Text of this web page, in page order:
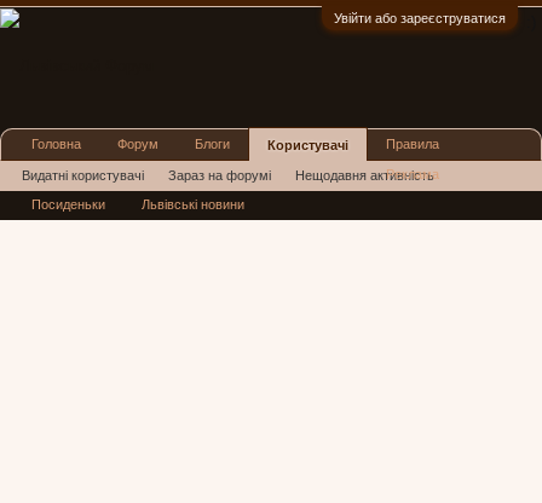
Увійти або зареєструватися
Головна Форум Блоги Користувачі
Видатні користувачі Зараз на форумі Нещодавня активність
Нові повідомлення профілю
Правила
Реклама
Посиденьки Львівські новини